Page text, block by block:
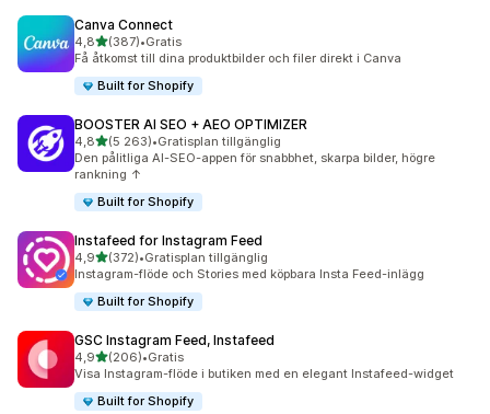
Canva Connect
4,8av 5 stjärnor
(387)
387 recensioner totalt
•Gratis
Få åtkomst till dina produktbilder och filer direkt i Canva
Built for Shopify
BOOSTER AI SEO + AEO OPTIMIZER
4,8av 5 stjärnor
(5 263)
5263 recensioner totalt
•Gratisplan tillgänglig
Den pålitliga AI-SEO-appen för snabbhet, skarpa bilder, högre
rankning ↑
Built for Shopify
Instafeed for Instagram Feed
4,9av 5 stjärnor
(372)
372 recensioner totalt
•Gratisplan tillgänglig
Instagram-flöde och Stories med köpbara Insta Feed-inlägg
Built for Shopify
GSC Instagram Feed, Instafeed
4,9av 5 stjärnor
(206)
206 recensioner totalt
•Gratis
Visa Instagram-flöde i butiken med en elegant Instafeed-widget
Built for Shopify